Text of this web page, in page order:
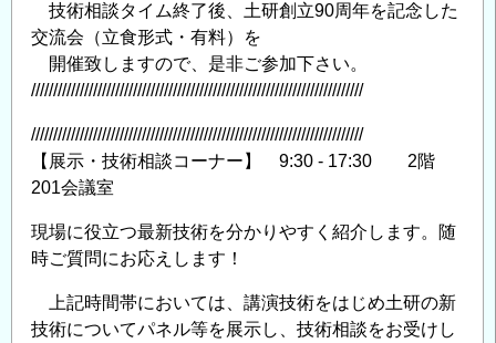
技術相談タイム終了後、土研創立90周年を記念した
交流会（立食形式・有料）を
開催致しますので、是非ご参加下さい。
///////////////////////////////////////////////////////////////////////////
///////////////////////////////////////////////////////////////////////////
【展示・技術相談コーナー】 9:30 - 17:30 2階
201会議室
現場に役立つ最新技術を分かりやすく紹介します。随
時ご質問にお応えします！
上記時間帯においては、講演技術をはじめ土研の新
技術についてパネル等を展示し、技術相談をお受けし